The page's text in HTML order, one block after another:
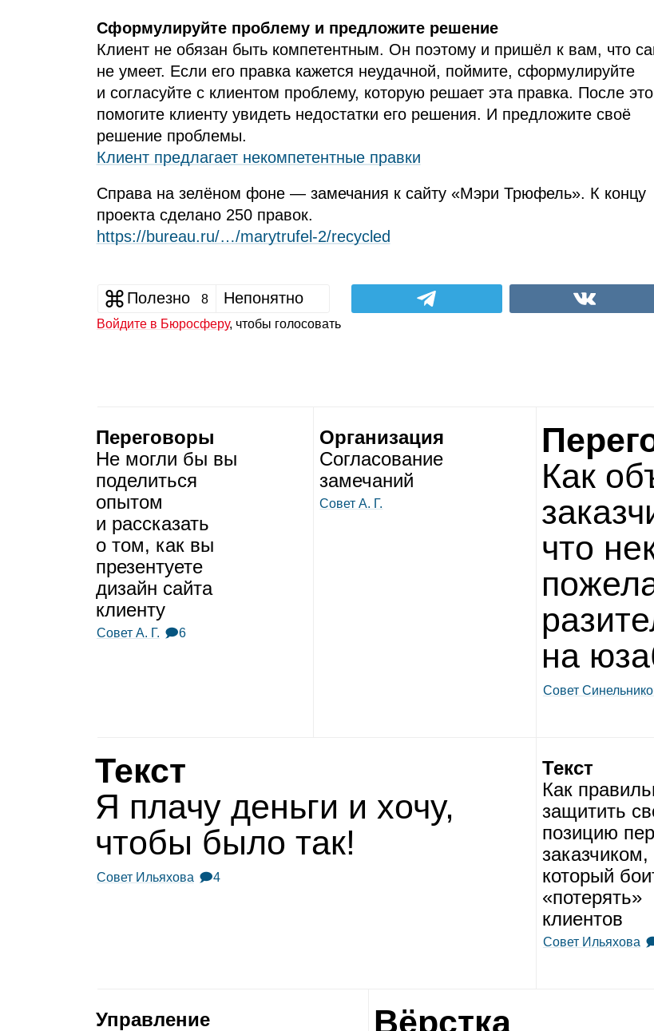
Сформулируйте проблему и предложите решение
Клиент не обязан быть компетентным. Он поэтому и пришёл к вам, что
не умеет. Если его правка кажется неудачной, поймите, сформулируйте
и согласуйте с клиентом проблему, которую решает эта правка. После
помогите клиенту увидеть недостатки его решения. И предложите своё
решение проблемы.
Клиент предлагает некомпетентные правки
Справа на зелёном фоне — замечания к сайту «Мэри Трюфель». К концу
проекта сделано 250 правок.
https://bureau.ru/…/marytrufel‑2/recycled
Полезно 8 Непонятно
Войдите в Бюросферу, чтобы голосовать
Переговоры
Не могли бы вы
поде­литься
опы­том
и рас­ска­зать
о том, как вы
пре­зен­ту­ете
дизайн сайта
кли­енту
Совет А. Г. 🗩6
Организация
Согла­со­ва­ние
заме­ча­ний
Совет А. Г.
Как
что
на
Совет
Текст
Я плачу деньги и хочу,
чтобы было так!
Совет Ильяхова 🗩4
Текст
Как
защи­тить
пози­цию
заказ­чи­ком,
кото­рый
«поте­рять»
кли­ен­тов
Совет Ильяхова
Управление
Вёрстка